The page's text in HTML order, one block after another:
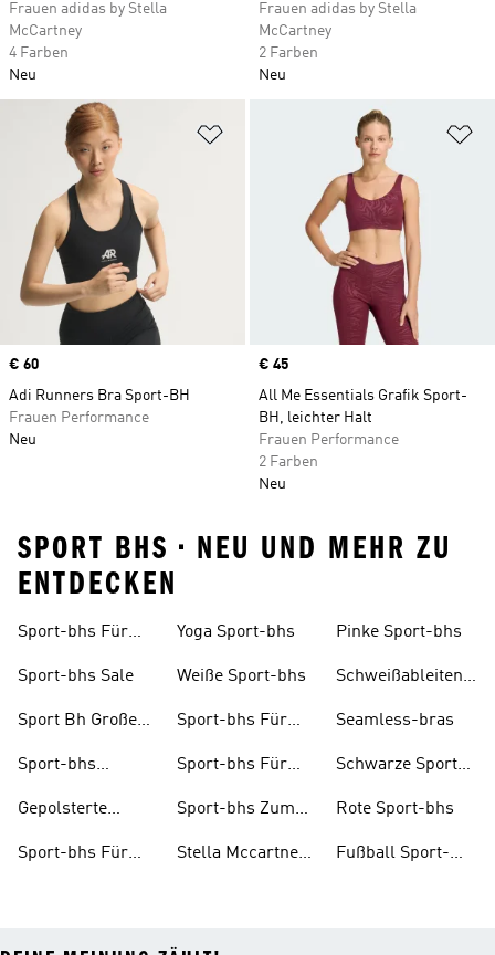
Frauen adidas by Stella
McCartney
4 Farben
Neu
Frauen adidas by Stella
McCartney
2 Farben
Neu
Zur Wunschliste hinzufügen
Price
€ 60
Adi Runners Bra Sport-BH
Frauen Performance
Neu
Price
€ 45
All Me Essentials Grafik Sport-
BH, leichter Halt
Frauen Performance
2 Farben
Neu
SPORT BHS • NEU UND MEHR ZU
ENTDECKEN
Sport-bhs Für
Sport-bhs Sale
Sport Bh Große
Sport-bhs
Gepolsterte
Sport-bhs Für
Yoga Sport-bhs
Weiße Sport-bhs
Sport-bhs Für
Sport-bhs Für
Sport-bhs Zum
Stella Mccartney
Pinke Sport-bhs
Schweißableitend
Seamless-bras
Schwarze Sport-
Rote Sport-bhs
Fußball Sport-